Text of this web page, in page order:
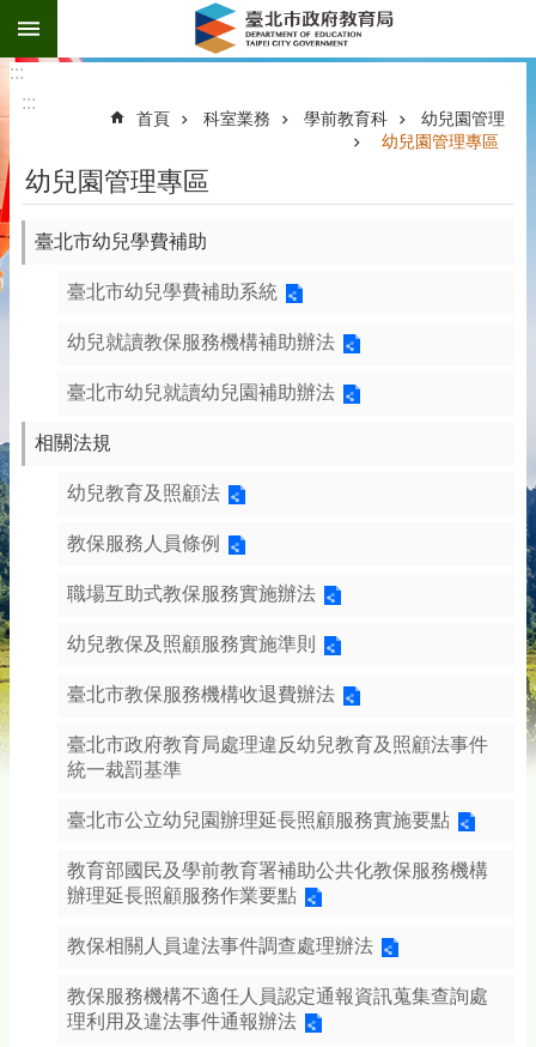
跳到主要內容區塊
:::
:::
首頁 科室業務 學前教育科
幼兒園管理
幼兒園管理專區
幼兒園管理專區
臺北市幼兒學費補助
臺北市幼兒學費補助系統
幼兒就讀教保服務機構補助辦法
臺北市幼兒就讀幼兒園補助辦法
相關法規
幼兒教育及照顧法
教保服務人員條例
職場互助式教保服務實施辦法
幼兒教保及照顧服務實施準則
臺北市教保服務機構收退費辦法
臺北市政府教育局處理違反幼兒教育及照顧法事件
統一裁罰基準
臺北市公立幼兒園辦理延長照顧服務實施要點
教育部國民及學前教育署補助公共化教保服務機構
辦理延長照顧服務作業要點
教保相關人員違法事件調查處理辦法
教保服務機構不適任人員認定通報資訊蒐集查詢處
理利用及違法事件通報辦法